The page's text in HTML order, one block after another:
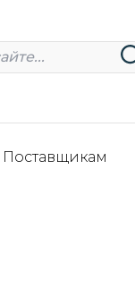
Поставщикам